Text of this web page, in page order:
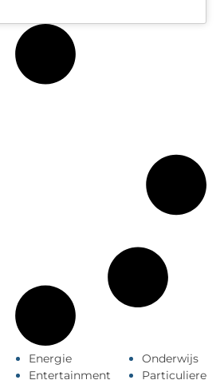
Energie
Entertainment
Onderwijs
Particuliere